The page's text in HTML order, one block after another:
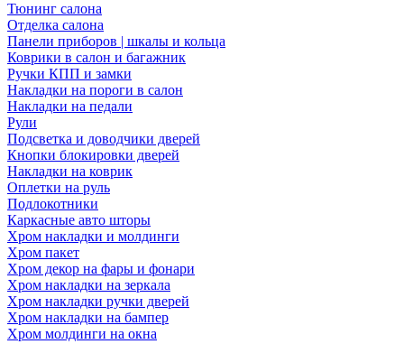
Тюнинг салона
Отделка салона
Панели приборов | шкалы и кольца
Коврики в салон и багажник
Ручки КПП и замки
Накладки на пороги в салон
Накладки на педали
Рули
Подсветка и доводчики дверей
Кнопки блокировки дверей
Накладки на коврик
Оплетки на руль
Подлокотники
Каркасные авто шторы
Хром накладки и молдинги
Хром пакет
Хром декор на фары и фонари
Хром накладки на зеркала
Хром накладки ручки дверей
Хром накладки на бампер
Хром молдинги на окна